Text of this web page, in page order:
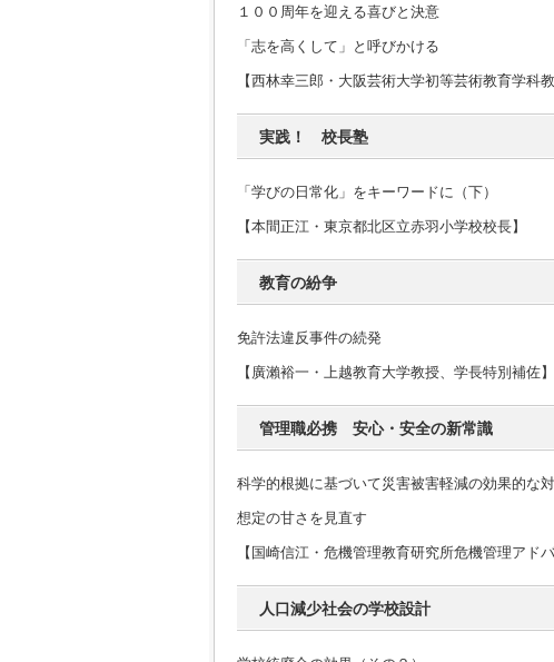
１００周年を迎える喜びと決意
「志を高くして」と呼びかける
【西林幸三郎・大阪芸術大学初等芸術教育学科教
実践！ 校長塾
「学びの日常化」をキーワードに（下）
【本間正江・東京都北区立赤羽小学校校長】
教育の紛争
免許法違反事件の続発
【廣瀨裕一・上越教育大学教授、学長特別補佐】
管理職必携 安心・安全の新常識
科学的根拠に基づいて災害被害軽減の効果的な対
想定の甘さを見直す
【国崎信江・危機管理教育研究所危機管理アドバ
人口減少社会の学校設計